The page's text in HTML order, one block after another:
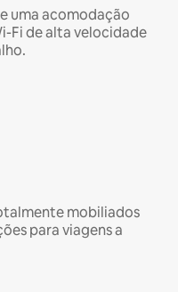
uma acomodação
Fi de alta velocidade
mobiliados
para viagens a